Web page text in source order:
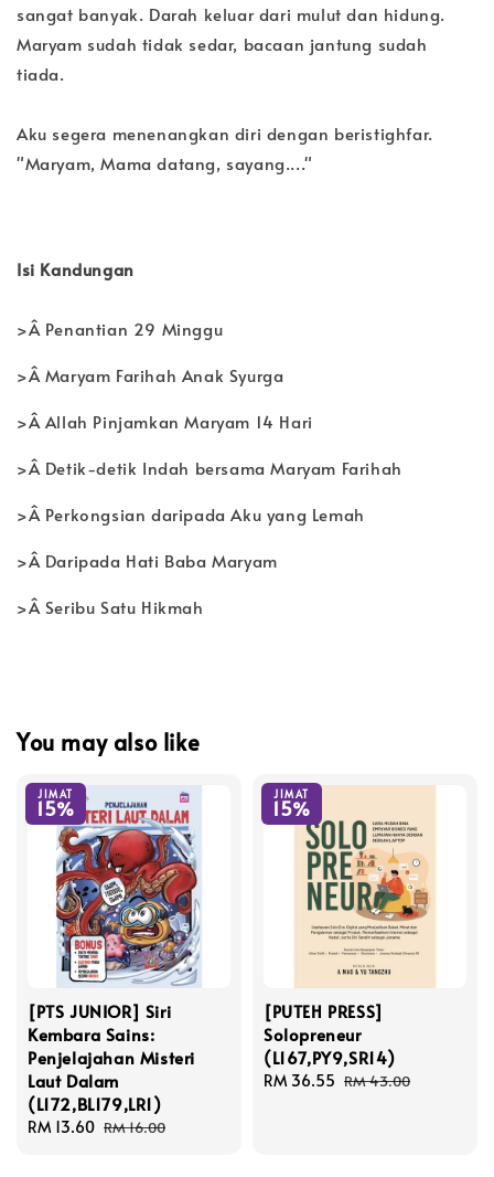
sangat banyak. Darah keluar dari mulut dan hidung.
Maryam sudah tidak sedar, bacaan jantung sudah
tiada.
Aku segera menenangkan diri dengan beristighfar.
"Maryam, Mama datang, sayang...."
Isi Kandungan
>Â Penantian 29 Minggu
>Â Maryam Farihah Anak Syurga
>Â Allah Pinjamkan Maryam 14 Hari
>Â Detik-detik Indah bersama Maryam Farihah
>Â Perkongsian daripada Aku yang Lemah
>Â Daripada Hati Baba Maryam
>Â Seribu Satu Hikmah
You may also like
JIMAT
15%
[PTS JUNIOR] Siri
Kembara Sains:
Penjelajahan Misteri
Laut Dalam
(L172,BL179,LR1)
Sale
RM 13.60 Regular
RM 16.00
JIMAT
15%
[PUTEH PRESS]
Solopreneur
(L167,PY9,SR14)
Sale
RM 36.55 Regular
RM 43.00